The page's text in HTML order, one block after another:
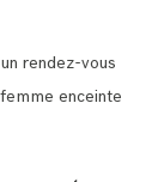
rendez-vous
enceinte